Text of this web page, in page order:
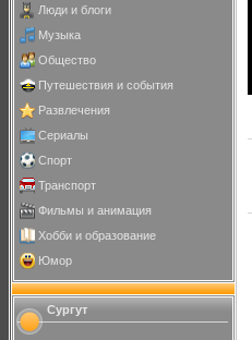
Люди и блоги
Музыка
Общество
Путешествия и события
Развлечения
Сериалы
Спорт
Транспорт
Фильмы и анимация
Хобби и образование
Юмор
Сургут